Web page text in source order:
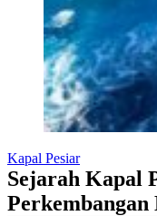
Kapal Pesiar
Sejarah Kapal